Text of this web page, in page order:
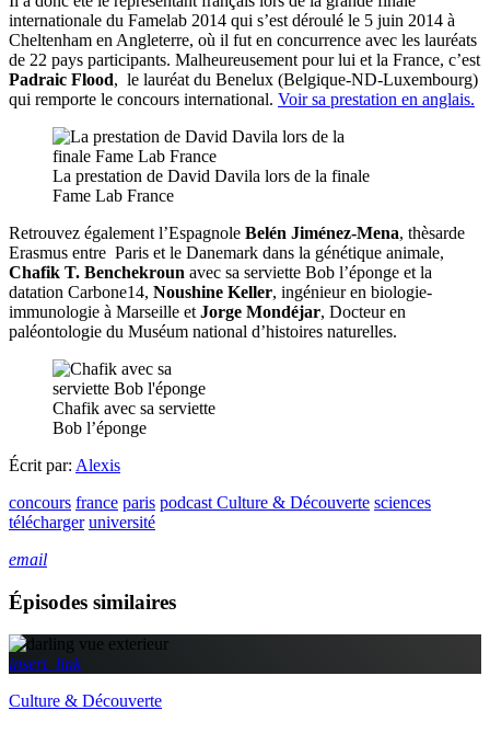
internationale du Famelab 2014 qui s’est déroulé le 5 juin 2014 à
Cheltenham en Angleterre, où il fut en concurrence avec les lauréats
de 22 pays participants. Malheureusement pour lui et la France, c’est
Padraic Flood, le lauréat du Benelux (Belgique-ND-Luxembourg)
qui remporte le concours international. Voir sa prestation en anglais.
La prestation de David Davila lors de la finale
Fame Lab France
Retrouvez également l’Espagnole Belén Jiménez-Mena, thèsarde
Erasmus entre Paris et le Danemark dans la génétique animale,
Chafik T. Benchekroun avec sa serviette Bob l’éponge et la
datation Carbone14, Noushine Keller, ingénieur en biologie-
immunologie à Marseille et Jorge Mondéjar, Docteur en
paléontologie du Muséum national d’histoires naturelles.
Chafik avec sa serviette
Bob l’éponge
Écrit par: Alexis
concours france paris podcast Culture & Découverte sciences
télécharger université
email
Épisodes similaires
insert_link
Culture & Découverte